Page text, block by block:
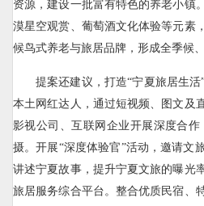
资源，建设一批富有特色的养老小镇
漠星空观赏、葡萄酒文化体验等元素
候鸟式养老与旅居品牌，形成全季候
提案还建议，打造“宁夏旅居生
本土网红达人，通过短视频、图文及
影视公司、互联网企业开展深度合
摄。开展“深度体验官”活动，邀请文
讲述宁夏故事，提升宁夏文旅的曝光
旅居服务综合平台。整合优质民宿、